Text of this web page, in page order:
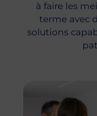
à faire les
terme avec
solutions